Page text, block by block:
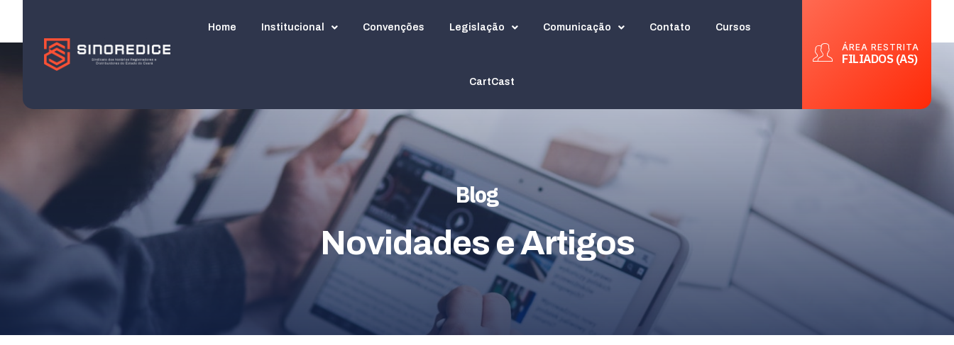
Home Institucional Convenções Legislação Comunicação Contato Cursos
CartCast
ÁREA RESTRITA
FILIADOS (AS)
Blog
Novidades e Artigos